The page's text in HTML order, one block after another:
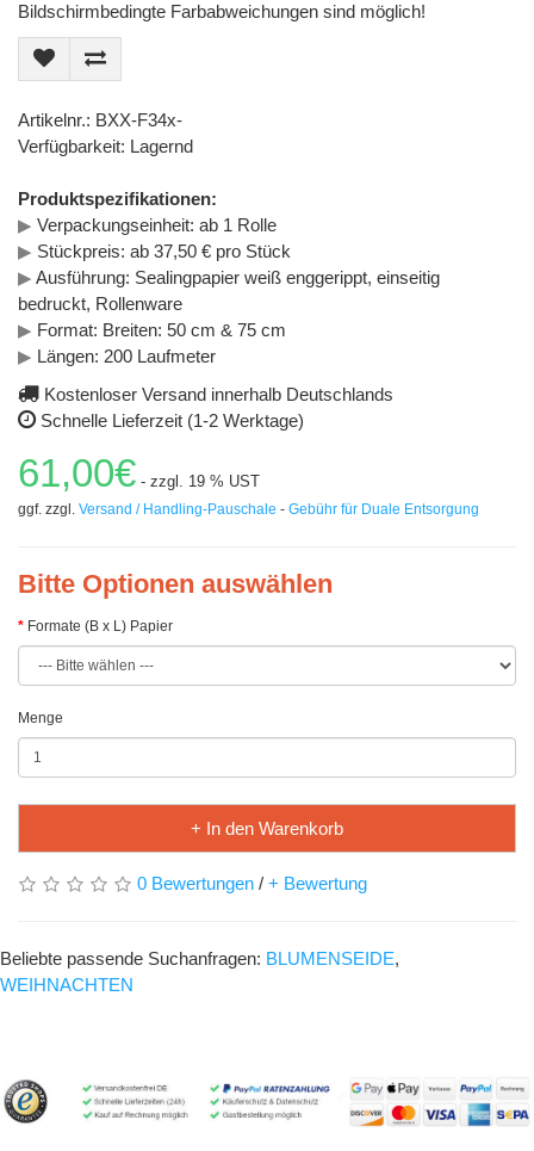
Bildschirmbedingte Farbabweichungen sind möglich!
Artikelnr.: BXX-F34x-
Verfügbarkeit: Lagernd
Produktspezifikationen:
▶ Verpackungseinheit: ab 1 Rolle
▶ Stückpreis: ab 37,50 € pro Stück
▶ Ausführung: Sealingpapier weiß enggerippt, einseitig
bedruckt, Rollenware
▶ Format: Breiten: 50 cm & 75 cm
▶ Längen: 200 Laufmeter
Kostenloser Versand innerhalb Deutschlands
Schnelle Lieferzeit (1-2 Werktage)
61,00€ - zzgl. 19 % UST
ggf. zzgl. Versand / Handling-Pauschale - Gebühr für Duale Entsorgung
Bitte Optionen auswählen
Formate (B x L) Papier
Menge
+ In den Warenkorb
0 Bewertungen / + Bewertung
Beliebte passende Suchanfragen: BLUMENSEIDE,
WEIHNACHTEN